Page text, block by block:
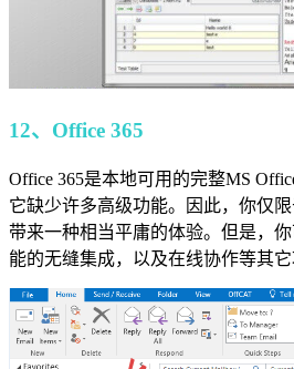
12、Office 365
Office 365是本地可用的完整MS
它缺少许多高级功能。因此，你仅
带来一种相当平庸的体验。但是，
能的无缝集成，以及在线协作等其它